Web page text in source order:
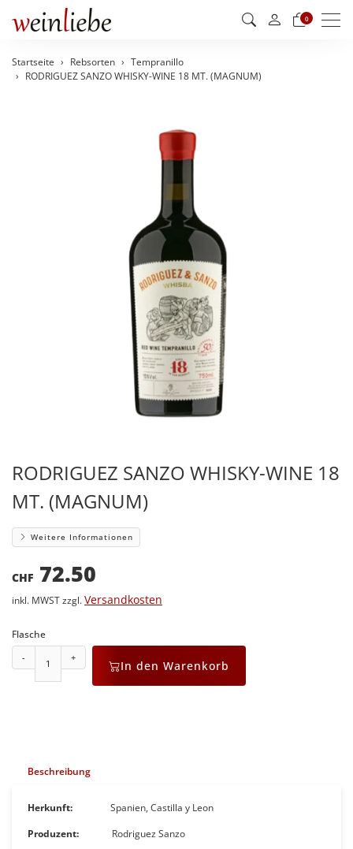
0
Startseite Rebsorten
Tempranillo
RODRIGUEZ SANZO WHISKY-WINE 18 MT. (MAGNUM)
RODRIGUEZ SANZO WHISKY-WINE 18
MT. (MAGNUM)
Weitere Informationen
CHF 72.50
inkl. MWST zzgl.Versandkosten
Flasche
- +
In den Warenkorb
Beschreibung
Herkunft: Spanien, Castilla y Leon
Produzent:
Rodriguez Sanzo